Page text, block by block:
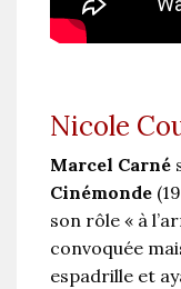
Nicole
Marcel Carné
Cinémonde
son rôle « à
convoquée
espadrille et